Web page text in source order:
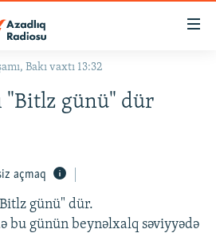
Bakı vaxtı 13:32
"Bitlz günü" dür
açmaq
günü" dür.
bu günün beynəlxalq səviyyədə